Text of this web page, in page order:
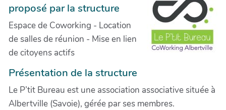
proposé par la structure
Espace de Coworking - Location
de salles de réunion - Mise en lien
de citoyens actifs
Présentation de la structure
Le P’tit Bureau est une association associative située à
Albertville (Savoie), gérée par ses membres.